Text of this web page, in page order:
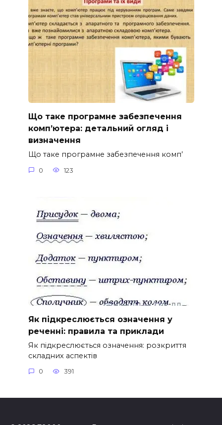
Що таке програмне забезпечення
комп’ютера: детальний огляд і
визначення
Що таке програмне забезпечення комп’
0 123
Як підкреслюється означення у
реченні: правила та приклади
Як підкреслюється означення: розкриття
складних аспектів
0 391